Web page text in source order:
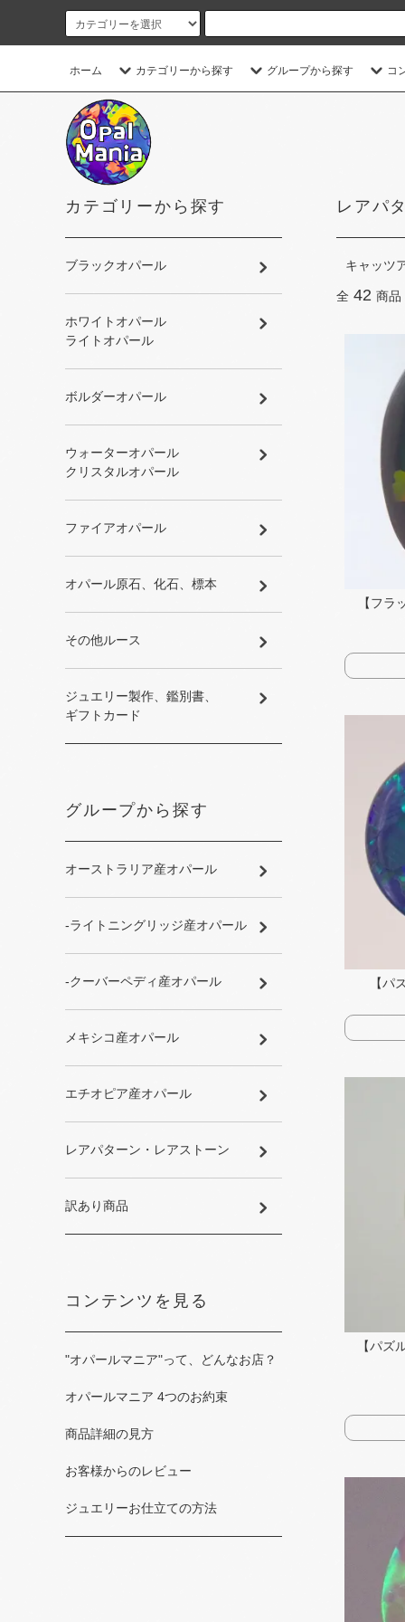
ホーム カテゴリーから探す グループから探す コ
レアパ
キャッツ
全 42 商品
【フラ
【パ
【パズ
カテゴリーから探す
ブラックオパール
ホワイトオパール
ライトオパール
ボルダーオパール
ウォーターオパール
クリスタルオパール
ファイアオパール
オパール原石、​化石、​標本
その​他ルース
ジュエリー製作、​鑑別書、​
ギフトカード
グループから探す
オーストラリア産オパール
-ライトニングリッジ産オパール
-クーバーペディ産オパール
メキシコ産オパール
エチオピア産オパール
レアパターン・レアストーン
訳あり商品
コンテンツを見る
"オパールマニア"って、​どんな​お店？
オパールマニア 4つの​お約束
商品詳細の​見方
お客様からの​レビュー
ジュエリーお仕立ての​方​法